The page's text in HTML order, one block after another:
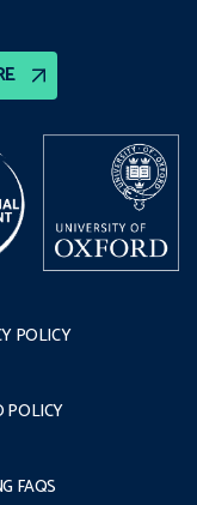
POLICY
POLICY
FAQS